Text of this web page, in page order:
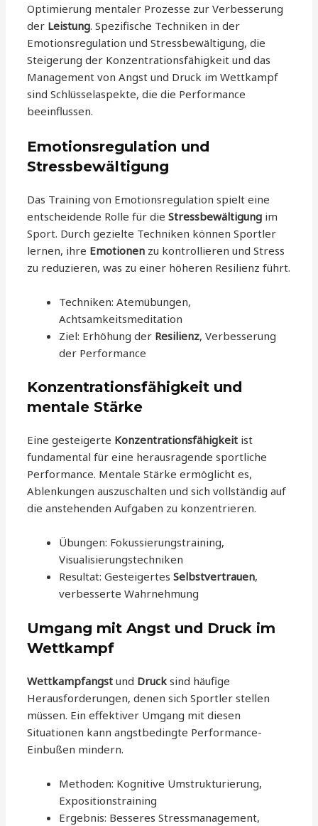
Optimierung mentaler Prozesse zur Verbesserung
der Leistung. Spezifische Techniken in der
Emotionsregulation und Stressbewältigung, die
Steigerung der Konzentrationsfähigkeit und das
Management von Angst und Druck im Wettkampf
sind Schlüsselaspekte, die die Performance
beeinflussen.
Emotionsregulation und
Stressbewältigung
Das Training von Emotionsregulation spielt eine
entscheidende Rolle für dieStressbewältigung im
Sport. Durch gezielte Techniken können Sportler
lernen, ihre Emotionen zu kontrollieren und Stress
zu reduzieren, was zu einer höheren Resilienz führt.
Techniken: Atemübungen,
Achtsamkeitsmeditation
Ziel: Erhöhung der Resilienz, Verbesserung
der Performance
Konzentrationsfähigkeit und
mentale Stärke
Eine gesteigerte Konzentrationsfähigkeit ist
fundamental für eine herausragende sportliche
Performance. Mentale Stärke ermöglicht es,
Ablenkungen auszuschalten und sich vollständig auf
die anstehenden Aufgaben zu konzentrieren.
Übungen: Fokussierungstraining,
Visualisierungstechniken
Resultat: GesteigertesSelbstvertrauen,
verbesserte Wahrnehmung
Umgang mit Angst und Druck im
Wettkampf
Wettkampfangst und Druck sind häufige
Herausforderungen, denen sich Sportler stellen
müssen. Ein effektiver Umgang mit diesen
Situationen kann angstbedingte Performance-
Einbußen mindern.
Methoden: Kognitive Umstrukturierung,
Expositionstraining
Ergebnis: Besseres Stressmanagement,